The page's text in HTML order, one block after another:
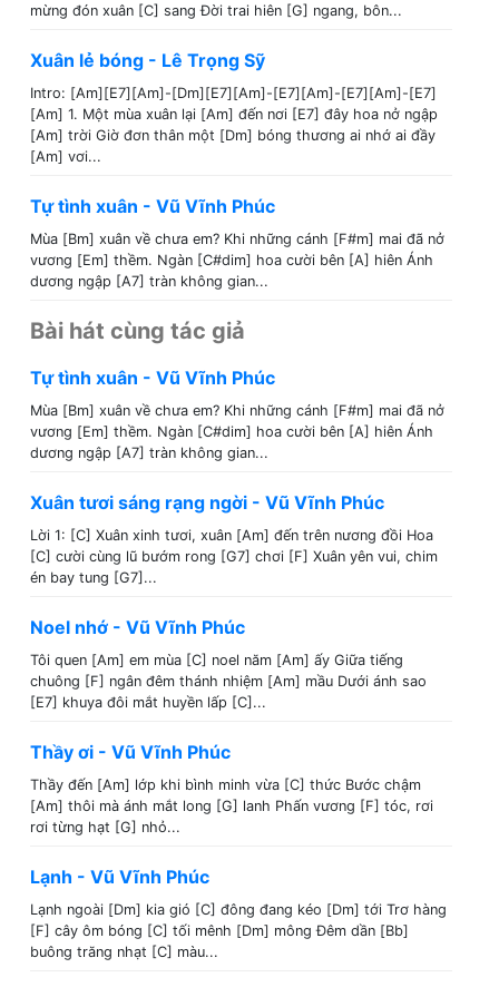
mừng đón xuân [C] sang Đời trai hiên [G] ngang, bôn...
Xuân lẻ bóng - Lê Trọng Sỹ
Intro: [Am][E7][Am]-[Dm][E7][Am]-[E7][Am]-[E7][Am]-[E7]
[Am] 1. Một mùa xuân lại [Am] đến nơi [E7] đây hoa nở ngập
[Am] trời Giờ đơn thân một [Dm] bóng thương ai nhớ ai đầy
[Am] vơi...
Tự tình xuân - Vũ Vĩnh Phúc
Mùa [Bm] xuân về chưa em? Khi những cánh [F#m] mai đã nở
vương [Em] thềm. Ngàn [C#dim] hoa cười bên [A] hiên Ánh
dương ngập [A7] tràn không gian...
Bài hát cùng tác giả
Tự tình xuân - Vũ Vĩnh Phúc
Mùa [Bm] xuân về chưa em? Khi những cánh [F#m] mai đã nở
vương [Em] thềm. Ngàn [C#dim] hoa cười bên [A] hiên Ánh
dương ngập [A7] tràn không gian...
Xuân tươi sáng rạng ngời - Vũ Vĩnh Phúc
Lời 1: [C] Xuân xinh tươi, xuân [Am] đến trên nương đồi Hoa
[C] cười cùng lũ bướm rong [G7] chơi [F] Xuân yên vui, chim
én bay tung [G7]...
Noel nhớ - Vũ Vĩnh Phúc
Tôi quen [Am] em mùa [C] noel năm [Am] ấy Giữa tiếng
chuông [F] ngân đêm thánh nhiệm [Am] mầu Dưới ánh sao
[E7] khuya đôi mắt huyền lấp [C]...
Thầy ơi - Vũ Vĩnh Phúc
Thầy đến [Am] lớp khi bình minh vừa [C] thức Bước chậm
[Am] thôi mà ánh mắt long [G] lanh Phấn vương [F] tóc, rơi
rơi từng hạt [G] nhỏ...
Lạnh - Vũ Vĩnh Phúc
Lạnh ngoài [Dm] kia gió [C] đông đang kéo [Dm] tới Trơ hàng
[F] cây ôm bóng [C] tối mênh [Dm] mông Đêm dần [Bb]
buông trăng nhạt [C] màu...